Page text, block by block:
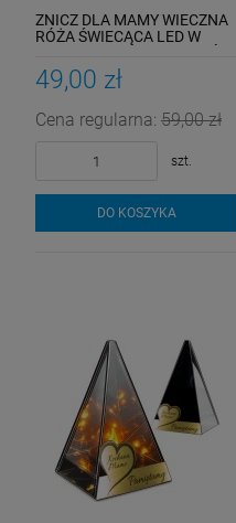
ZNICZ DLA MAMY WIECZNA
RÓŻA ŚWIECĄCA LED W
49,00 zł
Cena regularna: 59,00 zł
szt.
DO KOSZYKA